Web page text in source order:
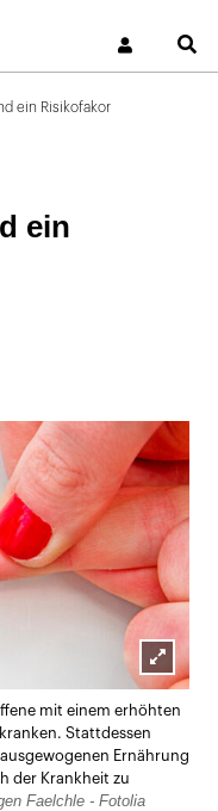
ein Risikofakor
ein
Lightbox
öffnen
mit einem erhöhten
Stattdessen
Ernährung
der Krankheit zu
Faelchle - Fotolia